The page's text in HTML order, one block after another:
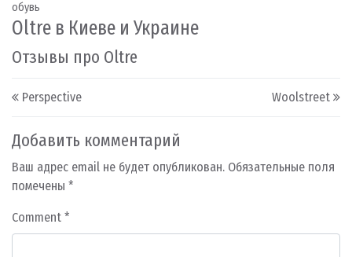
обувь
Oltre в Киеве и Украине
Отзывы про Oltre
Post navigation
Perspective Woolstreet
Добавить комментарий
Ваш адрес email не будет опубликован. Обязательные поля
помечены *
Comment *